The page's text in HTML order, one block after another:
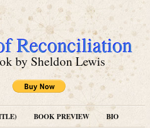
Reconciliation
by Sheldon Lewis
BOOK PREVIEW
BIO